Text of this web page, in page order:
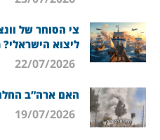
צי הסוחר של
ליצוא
האם ארה”ב